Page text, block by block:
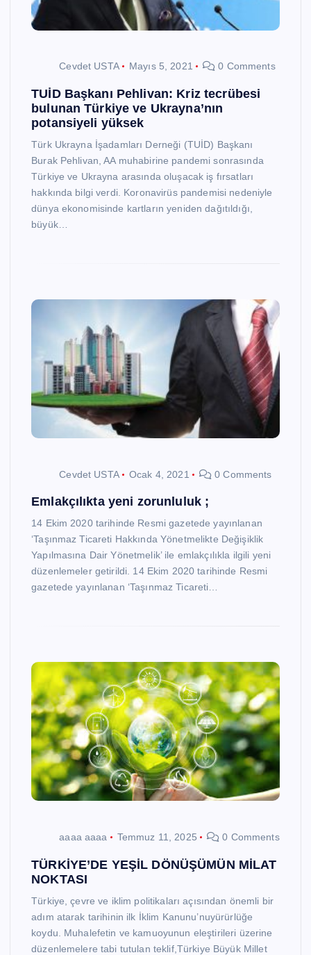
Cevdet USTA Mayıs 5, 2021 0 Comments
TUİD Başkanı Pehlivan: Kriz tecrübesi
bulunan Türkiye ve Ukrayna’nın
potansiyeli yüksek
Türk Ukrayna İşadamları Derneği (TUİD) Başkanı
Burak Pehlivan, AA muhabirine pandemi sonrasında
Türkiye ve Ukrayna arasında oluşacak iş fırsatları
hakkında bilgi verdi. Koronavirüs pandemisi nedeniyle
dünya ekonomisinde kartların yeniden dağıtıldığı,
büyük…
Cevdet USTA Ocak 4, 2021 0 Comments
Emlakçılıkta yeni zorunluluk ;
14 Ekim 2020 tarihinde Resmi gazetede yayınlanan
‘Taşınmaz Ticareti Hakkında Yönetmelikte Değişiklik
Yapılmasına Dair Yönetmelik’ ile emlakçılıkla ilgili yeni
düzenlemeler getirildi. 14 Ekim 2020 tarihinde Resmi
gazetede yayınlanan ‘Taşınmaz Ticareti…
aaaa aaaa Temmuz 11, 2025 0 Comments
TÜRKİYE’DE YEŞİL DÖNÜŞÜMÜN MİLAT
NOKTASI
Türkiye, çevre ve iklim politikaları açısından önemli bir
adım atarak tarihinin ilk İklim Kanunu’nuyürürlüğe
koydu. Muhalefetin ve kamuoyunun eleştirileri üzerine
düzenlemelere tabi tutulan teklif,Türkiye Büyük Millet